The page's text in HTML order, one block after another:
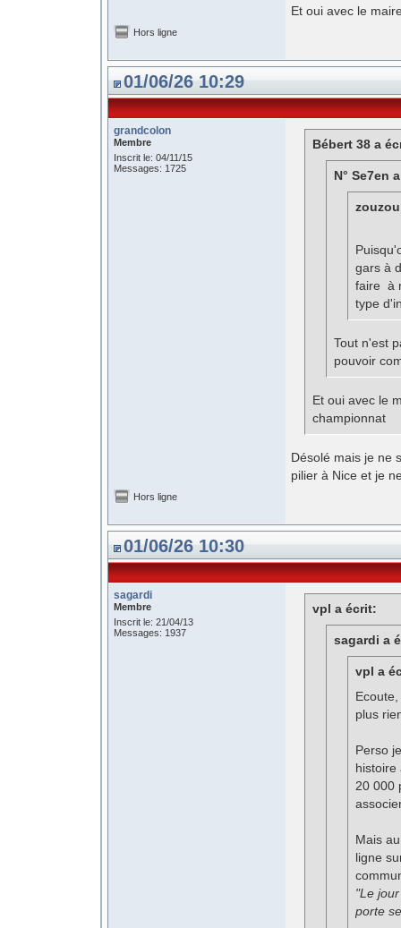
Et oui avec le
Hors ligne
01/06/26 10:29
grandcolon
Membre
Inscrit le: 04/11/15
Messages: 1725
Bébert 38 a
N° Se7en
gars à
faire à
type
Tout n'est
pouvoir
Et oui avec le
championnat
Désolé mais je ne
pilier à Nice et je
Hors ligne
01/06/26 10:30
sagardi
Membre
Inscrit le: 21/04/13
Messages: 1937
vpl a écrit:
sagardi a
vpl a
plus
Perso
histoire
20 000
Mais
ligne
"Le
porte